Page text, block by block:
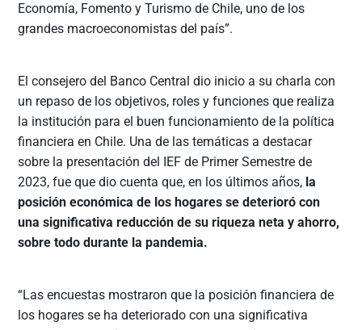
Economía, Fomento y Turismo de Chile, uno de los
grandes macroeconomistas del país”.
El consejero del Banco Central dio inicio a su charla con
un repaso de los objetivos, roles y funciones que realiza
la institución para el buen funcionamiento de la política
financiera en Chile. Una de las temáticas a destacar
sobre la presentación del IEF de Primer Semestre de
2023, fue que dio cuenta que, en los últimos años, la
posición económica de los hogares se deterioró con
una significativa reducción de su riqueza neta y ahorro,
sobre todo durante la pandemia.
“Las encuestas mostraron que la posición financiera de
los hogares se ha deteriorado con una significativa